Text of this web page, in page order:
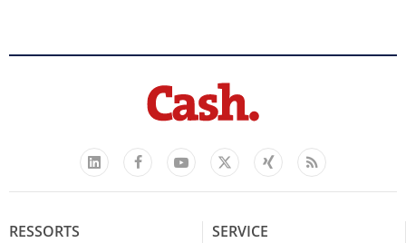
LinkedIn
FacebookYouTube
X
Xing Feed
RESSORTS SERVICE